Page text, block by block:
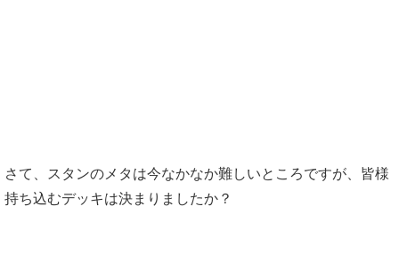
さて、スタンのメタは今なかなか難しいところですが、皆様
持ち込むデッキは決まりましたか？